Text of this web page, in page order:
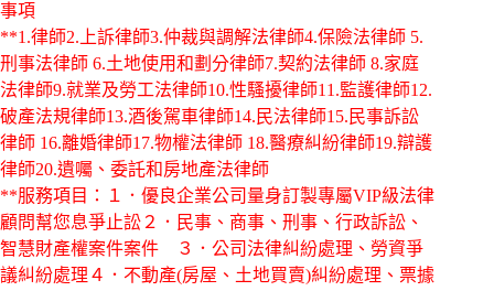
事項
**1.律師2.上訴律師3.仲裁與調解法律師4.保險法律師 5.
刑事法律師 6.土地使用和劃分律師7.契約法律師 8.家庭
法律師9.就業及勞工法律師10.性騷擾律師11.監護律師12.
破產法規律師13.酒後駕車律師14.民法律師15.民事訴訟
律師 16.離婚律師17.物權法律師 18.醫療糾紛律師19.辯護
律師20.遺囑、委託和房地產法律師
**服務項目：１．優良企業公司量身訂製專屬VIP級法律
顧問幫您息爭止訟２．民事、商事、刑事、行政訴訟、
智慧財產權案件案件 ３．公司法律糾紛處理、勞資爭
議糾紛處理４．不動產(房屋、土地買賣)糾紛處理、票據